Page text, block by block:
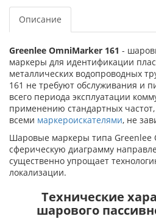
Описание
Greenlee OmniMarker 161 -
маркеры для идентификации
металлических водопроводных
161 не требуют обслуживания и
всего периода эксплуатации
применению стандартных
всеми маркероискателями, не
Шаровые маркеры типа
сферическую диаграмму
существенно упрощает
локализации.
Технические
шарового